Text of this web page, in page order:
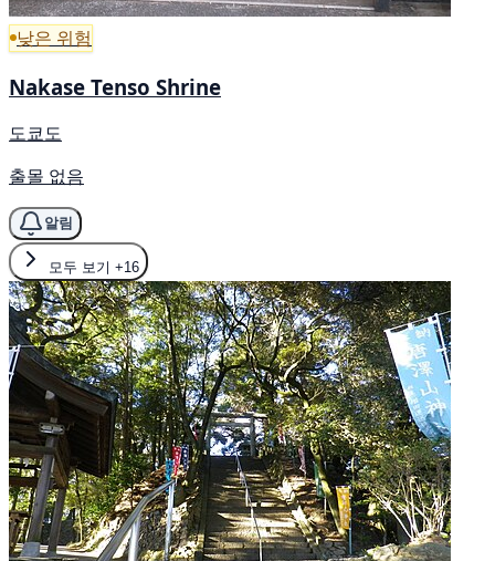
낮은 위험
Nakase Tenso Shrine
도쿄도
출몰 없음
알림
모두 보기 +16